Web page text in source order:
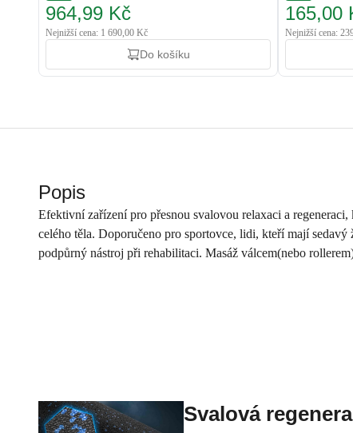
964,99 Kč
Nejnižší cena: 1 690,00 Kč
Do košíku
165,00
Nejnižší cena:
Popis
Efektivní zařízení pro přesnou svalovou relaxaci a
celého těla. Doporučeno pro sportovce, lidi, kteří mají
podpůrný nástroj při rehabilitaci. Masáž válcem(nebo
Svalová